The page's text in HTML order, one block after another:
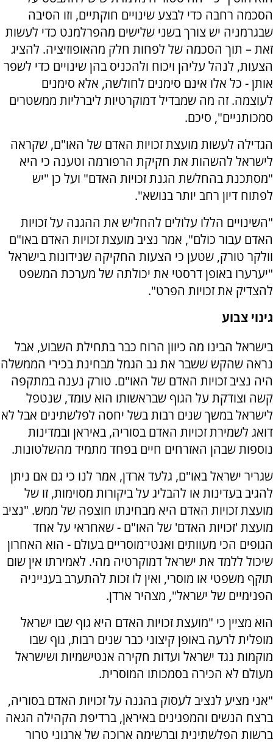
הסכמה רחבה כדי לבצע שינויים חוקתיים, וזו הסיבה
שבגרמניה יש צורך בשני שלישים מהפרלמנט כדי לעשות
זאת – תוך הסכמה של לפחות חלק מהאופוזיציה. להציג
הצעות, לנהל עליהן ויכוח ולהכניס בהן שינויים כדי לשפר
אותן - כל אלו אינם סימנים לחולשה, אלא סימנים
לעוצמה. זה מה שמבדיל דמוקרטיות ליברליות ממשטרים
סמכותניים", סיכם.
הגדילה לעשות מועצת זכויות האדם של האו"ם, שקראה
לישראל להשהות את חקיקת הרפורמה וטענה כי היא
"מסתכנת בהחלשת הגנת זכויות האדם" ועל כן "יש
לפתוח דיון רחב יותר בנושא".
"השינויים הללו עלולים להחליש את ההגנה על זכויות
האדם עבור כולם", אמר נציב מועצת זכויות האדם באו"ם
וולקר טורק, שטען כי הצעות החקיקה שנידונות בישראל
"יערערו באופן דרסטי את יכולתה של מערכת המשפט
להצדיק את זכויות הפרט".
גינוי צבוע
בישראל הבינו מה כיוון הרוח כבר בתחילת השבוע, אבל
נראה שהקש ששבר את גב הגמל מבחינת בכירי הממשלה
היה נציב זכויות האדם של האו"ם. טורק נענה במתקפה
קשה וצודקת על הגוף שבראשותו הוא עומד, שנטפל
לישראל במשך שנים רבות בשל יחסה לפלשתינים אבל לא
דואג לשמירת זכויות האדם בסוריה, באיראן ובמדינות
נוספות שבהן האזרחים חיים בפחד מתמיד מהשלטונות.
שגריר ישראל באו"ם, גלעד ארדן, אמר לנו כי גם אם ניתן
להגיב בעדינות או להבליג על ביקורות מסוימות, זו של
מועצת זכויות האדם היא מבחינתו חוצפה של ממש. "נציב
מועצת 'זכויות האדם' של האו"ם - שאחראי על אחד
הגופים הכי מעוותים ואנטי־מוסריים בעולם - הוא האחרון
שיכול ללמד את ישראל דמוקרטיה מהי. לאמירתו אין שום
תוקף משפטי או מוסרי, ואין לו זכות להתערב בענייניה
הפנימיים של ישראל", מצהיר ארדן.
הוא מציין כי "מועצת זכויות האדם היא גוף שבו ישראל
מופלית לרעה באופן קיצוני כבר שנים רבות, גוף שבו
מוקמות נגד ישראל ועדות חקירה אנטישמיות ושישראל
מעולם לא הכירה בסמכותו המוסרית.
"אני מציע לנציב לעסוק בהגנה על זכויות האדם בסוריה,
ברצח הנשים והמפגינים באיראן, ברדיפת הקהילה הגאה
ברשות הפלשתינית וברשימה ארוכה של ארגוני טרור